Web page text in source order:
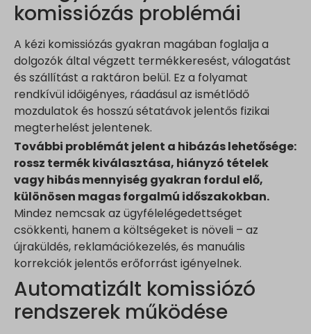
komissiózás problémái
A kézi komissiózás gyakran magában foglalja a
dolgozók által végzett termékkeresést, válogatást
és szállítást a raktáron belül. Ez a folyamat
rendkívül időigényes, ráadásul az ismétlődő
mozdulatok és hosszú sétatávok jelentős fizikai
megterhelést jelentenek.
További problémát jelent a hibázás lehetősége:
rossz termék kiválasztása, hiányzó tételek
vagy hibás mennyiség gyakran fordul elő,
különösen magas forgalmú időszakokban.
Mindez nemcsak az ügyfélelégedettséget
csökkenti, hanem a költségeket is növeli – az
újraküldés, reklamációkezelés, és manuális
korrekciók jelentős erőforrást igényelnek.
Automatizált komissiózó
rendszerek működése